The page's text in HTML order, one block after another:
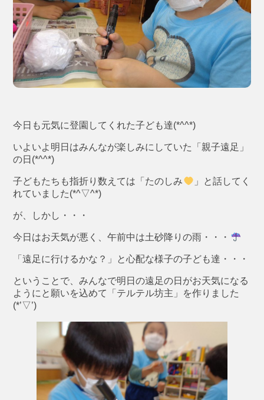
今日も元気に登園してくれた子ども達(*^^*)
いよいよ明日はみんなが楽しみにしていた「親子遠足」
の日(*^^*)
子どもたちも指折り数えては「たのしみ
」と話してく
れていました(*^▽^*)
が、しかし・・・
今日はお天気が悪く、午前中は土砂降りの雨・・・
「遠足に行けるかな？」と心配な様子の子ども達・・・
ということで、みんなで明日の遠足の日がお天気になる
ようにと願いを込めて「テルテル坊主」を作りました
(*’▽’)